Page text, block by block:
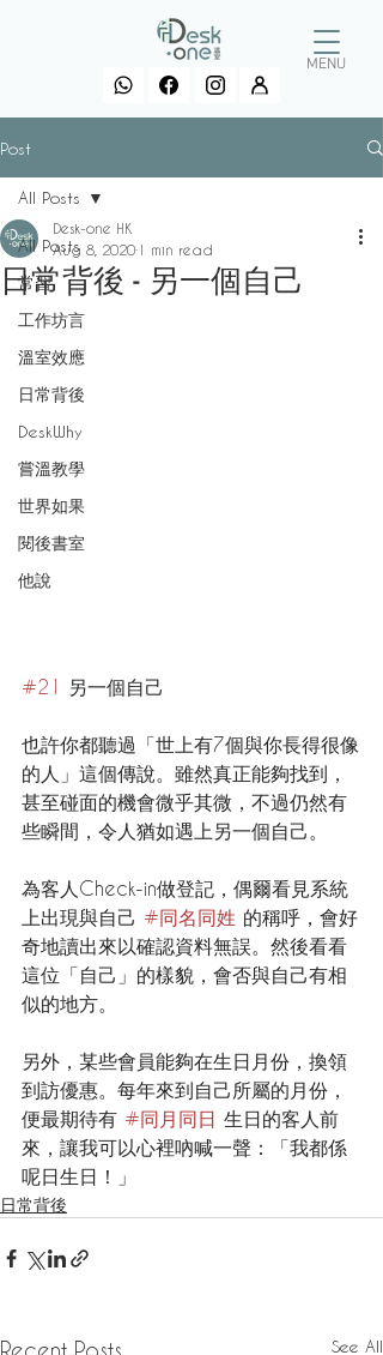
MENU
Post
All Posts
常習
工作坊言
溫室效應
日常背後
DeskWhy
嘗溫教學
世界如果
閱後書室
他說
All Posts
日常背後 - 另一個自己
Desk-one HK
Aug 8, 2020 1 min read
#21 另一個自己
也許你都聽過「世上有7個與你長得很像
的人」這個傳說。雖然真正能夠找到，
甚至碰面的機會微乎其微，不過仍然有
些瞬間，令人猶如遇上另一個自己。
為客人Check-in做登記，偶爾看見系統
上出現與自己 #同名同姓 的稱呼，會好
奇地讀出來以確認資料無誤。然後看看
這位「自己」的樣貌，會否與自己有相
似的地方。
另外，某些會員能夠在生日月份，換領
到訪優惠。每年來到自己所屬的月份，
便最期待有 #同月同日 生日的客人前
來，讓我可以心裡吶喊一聲：「我都係
呢日生日！」
日常背後
See All